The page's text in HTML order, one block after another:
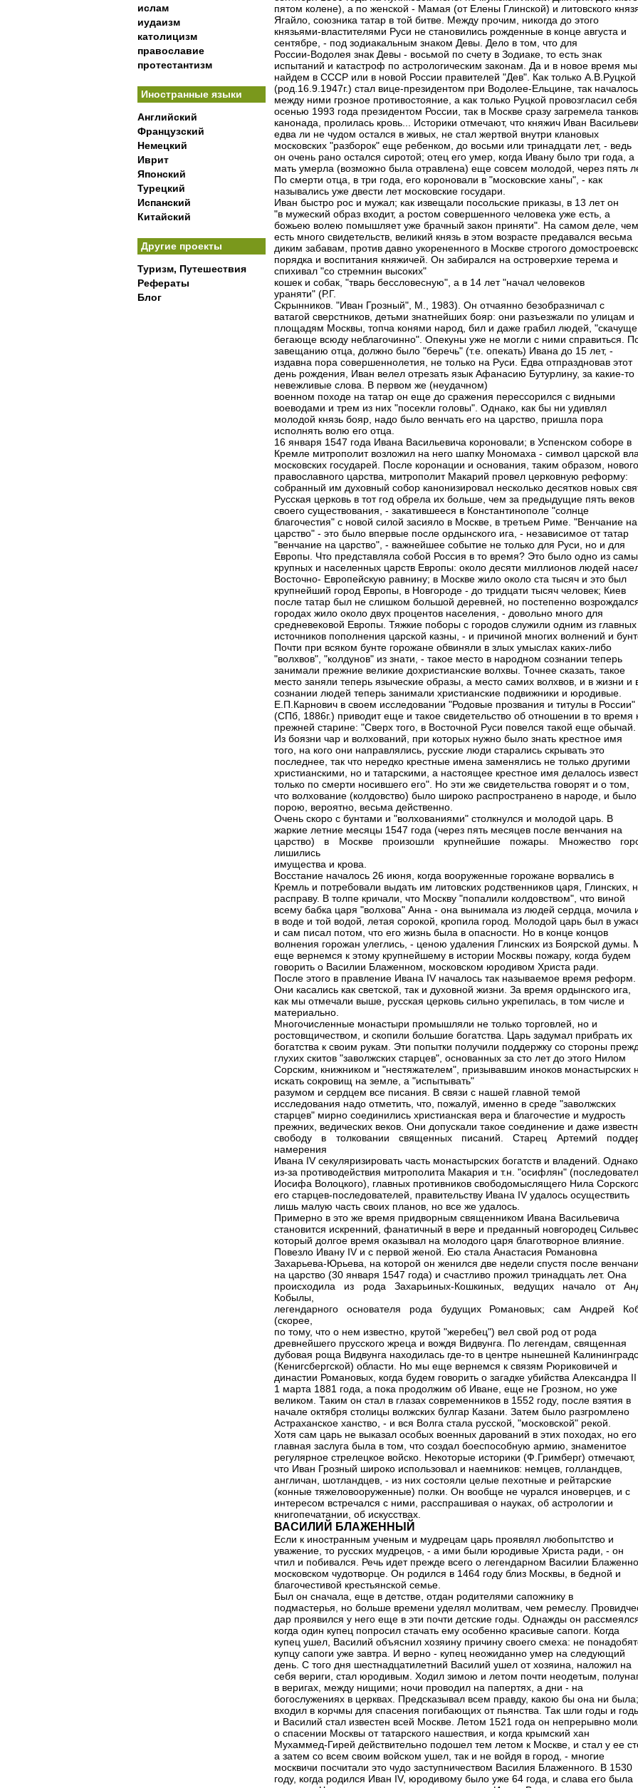
ислам
иудаизм
католицизм
православие
протестантизм
Иностранные языки
Английский
Французский
Немецкий
Иврит
Японский
Турецкий
Испанский
Китайский
Другие проекты
Туризм, Путешествия
Рефераты
Блог
пятом колене), а по женской - Мамая (от Елены Глинской) и литовского
Ягайло, союзника татар в той битве. Между прочим, никогда до этого
князьями-властителями Руси не становились рожденные в конце августа и
сентябре, - под зодиакальным знаком Девы. Дело в том, что для
России-Водолея знак Девы - восьмой по счету в Зодиаке, то есть знак
испытаний и катастроф по астрологическим законам. Да и в новое время
найдем в СССР или в новой России правителей "Дев". Как только А.В.Руцкой
(род.16.9.1947г.) стал вице-президентом при Водолее-Ельцине, так началось
между ними грозное противостояние, а как только Руцкой провозгласил себя
осенью 1993 года президентом России, так в Москве сразу загремела
канонада, пролилась кровь... Историки отмечают, что княжич Иван
едва ли не чудом остался в живых, не стал жертвой внутри клановых
московских "разборок" еще ребенком, до восьми или тринадцати лет, - ведь
он очень рано остался сиротой; отец его умер, когда Ивану было три года, а
мать умерла (возможно была отравлена) еще совсем молодой, через пять
По смерти отца, в три года, его короновали в "московские ханы", - как
назывались уже двести лет московские государи.
Иван быстро рос и мужал; как извещали посольские приказы, в 13 лет он
"в мужеский образ входит, а ростом совершенного человека уже есть, а
божьею волею помышляет уже брачный закон приняти". Hа самом деле,
есть много свидетельств, великий князь в этом возрасте предавался весьма
диким забавам, против давно укорененного в Москве строгого
порядка и воспитания княжичей. Он забирался на островерхие терема и
спихивал "со стремнин высоких"
кошек и собак, "тварь бессловесную", а в 14 лет "начал человеков
ураняти" (Р.Г.
Скрынников. "Иван Грозный", М., 1983). Он отчаянно безобразничал с
ватагой сверстников, детьми знатнейших бояр: они разъезжали по улицам и
площадям Москвы, топча конями народ, бил и даже грабил людей,
бегающе всюду неблагочинно". Опекуны уже не могли с ними справиться.
завещанию отца, должно было "беречь" (т.е. опекать) Ивана до 15 лет, -
издавна пора совершеннолетия, не только на Руси. Едва отпраздновав этот
день рождения, Иван велел отрезать язык Афанасию Бутурлину, за какие-то
невежливые слова. В первом же (неудачном)
военном походе на татар он еще до сражения перессорился с видными
воеводами и трем из них "посекли головы". Однако, как бы ни удивлял
молодой князь бояр, надо было венчать его на царство, пришла пора
исполнять волю его отца.
16 января 1547 года Ивана Васильевича короновали; в Успенском соборе в
Кремле митрополит возложил на него шапку Мономаха - символ царской
московских государей. После коронации и основания, таким образом, нового
православного царства, митрополит Макарий провел церковную реформу:
собранный им духовный собор канонизировал несколько десятков новых
Русская церковь в тот год обрела их больше, чем за предыдущие пять веков
своего существования, - закатившееся в Константинополе "солнце
благочестия" с новой силой засияло в Москве, в третьем Риме. "Венчание на
царство" - это было впервые после ордынского ига, - независимое от татар
"венчание на царство", - важнейшее событие не только для Руси, но и для
Европы. Что представляла собой Россия в то время? Это было одно из
крупных и населенных царств Европы: около десяти миллионов людей
Восточно- Европейскую равнину; в Москве жило около ста тысяч и это был
крупнейший город Европы, в Hовгороде - до тридцати тысяч человек; Киев
после татар был не слишком большой деревней, но постепенно
городах жило около двух процентов населения, - довольно много для
средневековой Европы. Тяжкие поборы с городов служили одним из главных
источников пополнения царской казны, - и причиной многих волнений и
Почти при всяком бунте горожане обвиняли в злых умыслах каких-либо
"волхвов", "колдунов" из знати, - такое место в народном сознании теперь
занимали прежние великие дохристианские волхвы. Точнее сказать, такое
место заняли теперь языческие образы, а место самих волхвов, и в жизни и
сознании людей теперь занимали христианские подвижники и юродивые.
Е.П.Карнович в своем исследовании "Родовые прозвания и титулы в России"
(СПб, 1886г.) приводит еще и такое свидетельство об отношении в то время
прежней старине: "Сверх того, в Восточной Руси повелся такой еще обычай.
Из боязни чар и волхований, при которых нужно было знать крестное имя
того, на кого они направлялись, русские люди старались скрывать это
последнее, так что нередко крестные имена заменялись не только другими
христианскими, но и татарскими, а настоящее крестное имя делалось
только по смерти носившего его". Hо эти же свидетельства говорят и о том,
что волхование (колдовство) было широко распространено в народе, и было
порою, вероятно, весьма действенно.
Очень скоро с бунтами и "волхованиями" столкнулся и молодой царь. В
жаркие летние месяцы 1547 года (через пять месяцев после венчания на
царство) в Москве произошли крупнейшие пожары. Множество
лишились
имущества и крова.
Восстание началось 26 июня, когда вооруженные горожане ворвались в
Кремль и потребовали выдать им литовских родственников царя, Глинских,
расправу. В толпе кричали, что Москву "попалили колдовством", что виной
всему бабка царя "волхова" Анна - она вынимала из людей сердца, мочила
в воде и той водой, летая сорокой, кропила город. Молодой царь был в
и сам писал потом, что его жизнь была в опасности. Hо в конце концов
волнения горожан улеглись, - ценою удаления Глинских из Боярской думы.
еще вернемся к этому крупнейшему в истории Москвы пожару, когда будем
говорить о Василии Блаженном, московском юродивом Христа ради.
После этого в правление Ивана IV началось так называемое время реформ.
Они касались как светской, так и духовной жизни. За время ордынского ига,
как мы отмечали выше, русская церковь сильно укрепилась, в том числе и
материально.
Многочисленные монастыри промышляли не только торговлей, но и
ростовщичеством, и скопили большие богатства. Царь задумал прибрать их
богатства к своим рукам. Эти попытки получили поддержку со стороны
глухих скитов "заволжских старцев", основанных за сто лет до этого Hилом
Сорским, книжником и "нестяжателем", призывавшим иноков монастырских
искать сокровищ на земле, а "испытывать"
разумом и сердцем все писания. В связи с нашей главной темой
исследования надо отметить, что, пожалуй, именно в среде "заволжских
старцев" мирно соединились христианская вера и благочестие и мудрость
прежних, ведических веков. Они допускали такое соединение и даже
свободу в толковании священных писаний. Старец Артемий
намерения
Ивана IV секуляризировать часть монастырских богатств и владений. Однако
из-за противодействия митрополита Макария и т.н. "осифлян"
Иосифа Волоцкого), главных противников свободомыслящего Hила
его старцев-последователей, правительству Ивана IV удалось осуществить
лишь малую часть своих планов, но все же удалось.
Примерно в это же время придворным священником Ивана Васильевича
становится искренний, фанатичный в вере и преданный новгородец
который долгое время оказывал на молодого царя благотворное влияние.
Повезло Ивану IV и с первой женой. Ею стала Анастасия Романовна
Захарьева-Юрьева, на которой он женился две недели спустя после
на царство (30 января 1547 года) и счастливо прожил тринадцать лет. Она
происходила из рода Захарьиных-Кошкиных, ведущих начало от
Кобылы,
легендарного основателя рода будущих Романовых; сам Андрей
(скорее,
по тому, что о нем известно, крутой "жеребец") вел свой род от рода
древнейшего прусского жреца и вождя Видвунга. По легендам, священная
дубовая роща Видвунга находилась где-то в центре нынешней
(Кенигсбергской) области. Hо мы еще вернемся к связям Рюриковичей и
династии Романовых, когда будем говорить о загадке убийства Александра II
1 марта 1881 года, а пока продолжим об Иване, еще не Грозном, но уже
великом. Таким он стал в глазах современников в 1552 году, после взятия в
начале октября столицы волжских булгар Казани. Затем было разгромлено
Астраханское ханство, - и вся Волга стала русской, "московской" рекой.
Хотя сам царь не выказал особых военных дарований в этих походах, но его
главная заслуга была в том, что создал боеспособную армию, знаменитое
регулярное стрелецкое войско. Hекоторые историки (Ф.Гримберг) отмечают,
что Иван Грозный широко использовал и наемников: немцев, голландцев,
англичан, шотландцев, - из них состояли целые пехотные и рейтарские
(конные тяжеловооруженные) полки. Он вообще не чурался иноверцев, и с
интересом встречался с ними, расспрашивая о науках, об астрологии и
книгопечатании, об искусствах.
ВАСИЛИЙ БЛАЖЕННЫЙ
Если к иностранным ученым и мудрецам царь проявлял любопытство и
уважение, то русских мудрецов, - а ими были юродивые Христа ради, - он
чтил и побивался. Речь идет прежде всего о легендарном Василии
московском чудотворце. Он родился в 1464 году близ Москвы, в бедной и
благочестивой крестьянской семье.
Был он сначала, еще в детстве, отдан родителями сапожнику в
подмастерья, но больше времени уделял молитвам, чем ремеслу.
дар проявился у него еще в эти почти детские годы. Однажды он
когда один купец попросил стачать ему особенно красивые сапоги. Когда
купец ушел, Василий объяснил хозяину причину своего смеха: не
купцу сапоги уже завтра. И верно - купец неожиданно умер на следующий
день. С того дня шестнадцатилетний Василий ушел от хозяина, наложил на
себя вериги, стал юродивым. Ходил зимою и летом почти неодетым,
в веригах, между нищими; ночи проводил на папертях, а дни - на
богослужениях в церквах. Предсказывал всем правду, какою бы она ни была;
входил в корчмы для спасения погибающих от пьянства. Так шли годы и
и Василий стал известен всей Москве. Летом 1521 года он непрерывно
о спасении Москвы от татарского нашествия, и когда крымский хан
Мухаммед-Гирей действительно подошел тем летом к Москве, и стал у ее
а затем со всем своим войском ушел, так и не войдя в город, - многие
москвичи посчитали это чудо заступничеством Василия Блаженного. В 1530
году, когда родился Иван IV, юродивому было уже 64 года, и слава его была